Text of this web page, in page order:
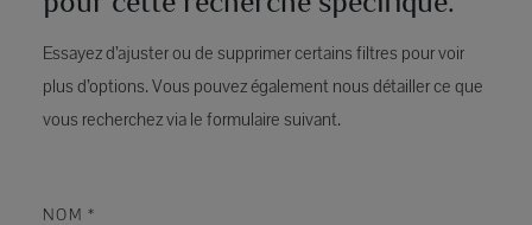
Essayez d’ajuster ou de supprimer certains filtres pour voir
plus d’options. Vous pouvez également nous détailler ce que
vous recherchez via le formulaire suivant.